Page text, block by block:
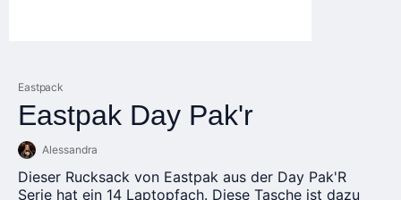
Eastpack
Eastpak Day Pak'r
Alessandra
Dieser Rucksack von Eastpak aus der Day Pak'R
Serie hat ein 14 Laptopfach. Diese Tasche ist dazu